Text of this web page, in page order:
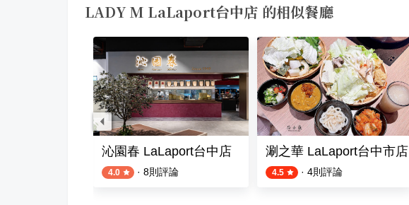
LADY M LaLaport台中店 的相似餐廳
Park LaLaport 台中沁園春 LaLaport台中店
4.0 · 8則評論
涮之華 LaLaport台中市店
4.5 · 4則評論